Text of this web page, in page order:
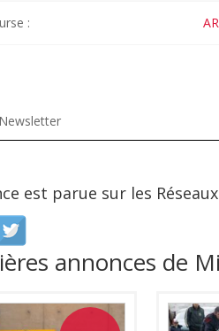
:
est parue sur les
annonces de